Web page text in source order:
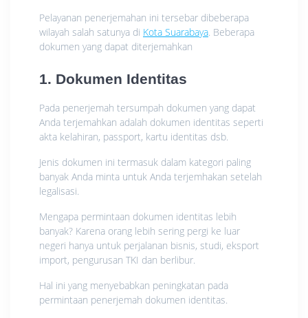
Pelayanan penerjemahan ini tersebar dibeberapa
wilayah salah satunya di Kota Suarabaya. Beberapa
dokumen yang dapat diterjemahkan
1. Dokumen Identitas
Pada penerjemah tersumpah dokumen yang dapat
Anda terjemahkan adalah dokumen identitas seperti
akta kelahiran, passport, kartu identitas dsb.
Jenis dokumen ini termasuk dalam kategori paling
banyak Anda minta untuk Anda terjemhakan setelah
legalisasi.
Mengapa permintaan dokumen identitas lebih
banyak? Karena orang lebih sering pergi ke luar
negeri hanya untuk perjalanan bisnis, studi, eksport
import, pengurusan TKI dan berlibur.
Hal ini yang menyebabkan peningkatan pada
permintaan penerjemah dokumen identitas.